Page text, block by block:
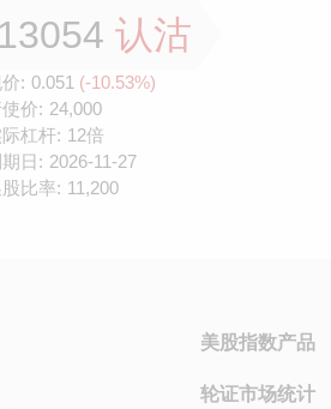
13054 认沽
: 0.051 (-10.53%)
价: 24,000
杠杆: 12倍
日: 2026-11-27
比率: 11,200
美股指数产品
轮证市场统计